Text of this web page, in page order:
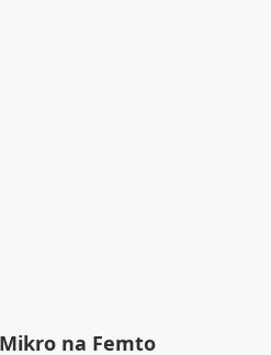
na Femto